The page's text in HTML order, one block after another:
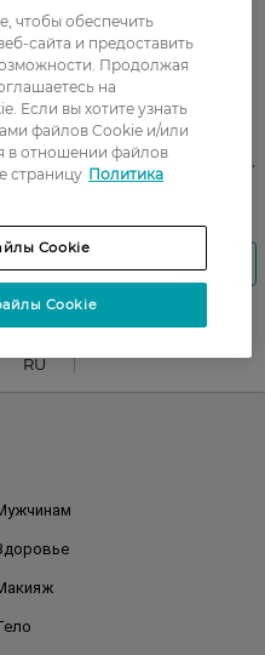
Подгузники детские
Bambik одноразовые
Medium размер 3 MIDI (4-9
кг)
RU
чтобы обеспечить
сайта и предоставить
Продолжая
на
Если вы хотите узнать
файлов Cookie и/или
в отношении файлов
страницу Политика
Cookie
Cookie